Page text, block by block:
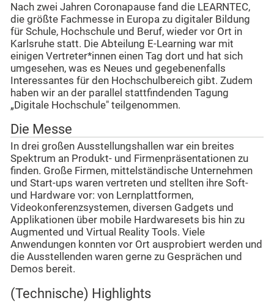
Nach zwei Jahren Coronapause fand die LEARNTEC,
die größte Fachmesse in Europa zu digitaler Bildung
für Schule, Hochschule und Beruf, wieder vor Ort in
Karlsruhe statt. Die Abteilung E-Learning war mit
einigen Vertreter*innen einen Tag dort und hat sich
umgesehen, was es Neues und gegebenenfalls
Interessantes für den Hochschulbereich gibt. Zudem
haben wir an der parallel stattfindenden Tagung
„Digitale Hochschule" teilgenommen.
Die Messe
In drei großen Ausstellungshallen war ein breites
Spektrum an Produkt- und Firmenpräsentationen zu
finden. Große Firmen, mittelständische Unternehmen
und Start-ups waren vertreten und stellten ihre Soft-
und Hardware vor: von Lernplattformen,
Videokonferenzsystemen, diversen Gadgets und
Applikationen über mobile Hardwaresets bis hin zu
Augmented und Virtual Reality Tools. Viele
Anwendungen konnten vor Ort ausprobiert werden und
die Ausstellenden waren gerne zu Gesprächen und
Demos bereit.
(Technische) Highlights